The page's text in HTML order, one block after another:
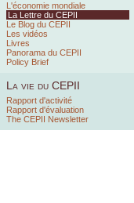
L'économie mondiale
La Lettre du CEPII
Le Blog du CEPII
Les vidéos
Livres
Panorama du CEPII
Policy Brief
La vie du CEPII
Rapport d'activité
Rapport d'évaluation
The CEPII Newsletter